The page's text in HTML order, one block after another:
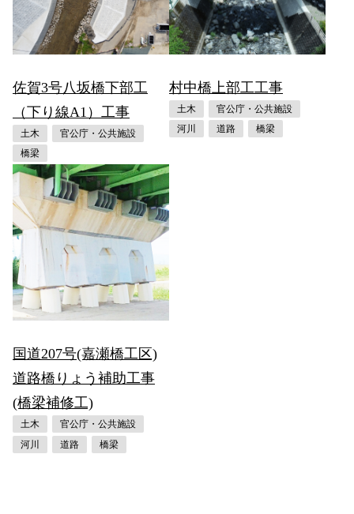
佐賀3号八坂橋下部工
（下り線A1）工事
土木
官公庁・公共施設
橋梁
村中橋上部工工事
土木
官公庁・公共施設
河川
道路 橋梁
国道207号(嘉瀬橋工区)
道路橋りょう補助工事
(橋梁補修工)
土木
官公庁・公共施設
河川
道路 橋梁